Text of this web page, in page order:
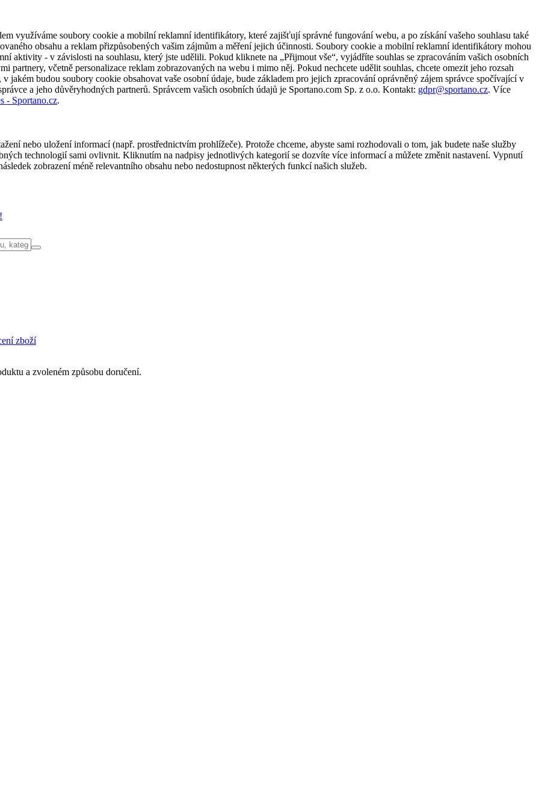
využíváme soubory cookie a mobilní reklamní identifikátory, které zajišťují správné fungování webu, a po získání vašeho souhlasu také
obsahu a reklam přizpůsobených vašim zájmům a měření jejich účinnosti. Soubory cookie a mobilní reklamní identifikátory mohou
aktivity - v závislosti na souhlasu, který jste udělili. Pokud kliknete na „Přijmout vše“, vyjádříte souhlas se zpracováním vašich osobních
včetně personalizace reklam zobrazovaných na webu i mimo něj. Pokud nechcete udělit souhlas, chcete omezit jeho rozsah
jakém budou soubory cookie obsahovat vaše osobní údaje, bude základem pro jejich zpracování oprávněný zájem správce spočívající v
a jeho důvěryhodných partnerů. Správcem vašich osobních údajů je Sportano.com Sp. z o.o. Kontakt: gdpr@sportano.cz. Více
- Sportano.cz.
nebo uložení informací (např. prostřednictvím prohlížeče). Protože chceme, abyste sami rozhodovali o tom, jak budete naše služby
technologií sami ovlivnit. Kliknutím na nadpisy jednotlivých kategorií se dozvíte více informací a můžete změnit nastavení. Vypnutí
zobrazení méně relevantního obsahu nebo nedostupnost některých funkcí našich služeb.
zboží
a zvoleném způsobu doručení.